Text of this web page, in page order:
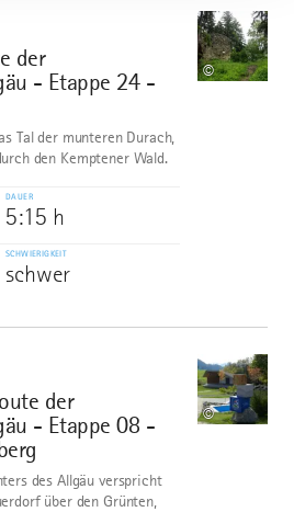
der
- Etappe 24 -
©
Tal der munteren Durach,
den Kemptener Wald.
DAUER
5:15 h
SCHWIERIGKEIT
schwer
der
- Etappe 08 -
©
des Allgäu verspricht
über den Grünten,